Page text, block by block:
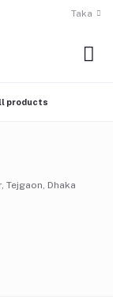
Taka
products
Tejgaon, Dhaka